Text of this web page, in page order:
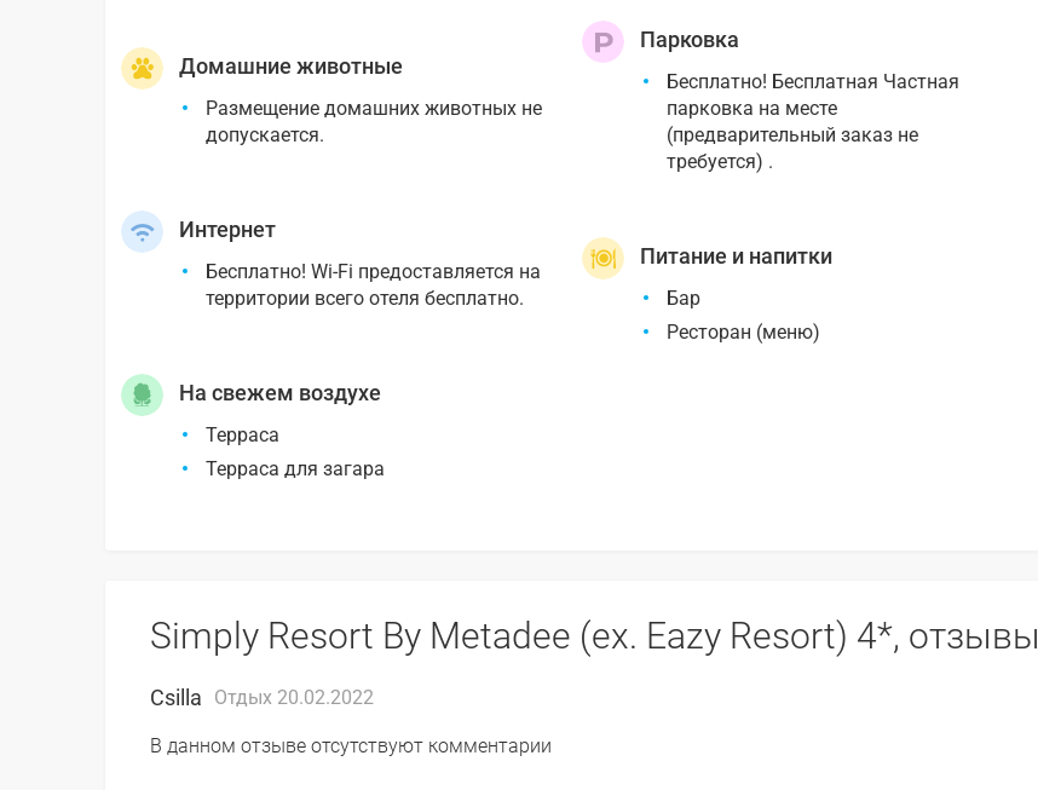
Домашние животные
Размещение домашних животных не
допускается.
Интернет
Бесплатно! Wi-Fi предоставляется на
территории всего отеля бесплатно.
На свежем воздухе
Терраса
Терраса для загара
Парковка
Бесплатно! Бесплатная Частная
парковка на месте
(предварительный заказ не
требуется) .
Питание и напитки
Бар
Ресторан (меню)
Simply Resort By Metadee (ex. Eazy Resort) 4*, отзывы
Csilla Отдых 20.02.2022
В данном отзыве отсутствуют комментарии